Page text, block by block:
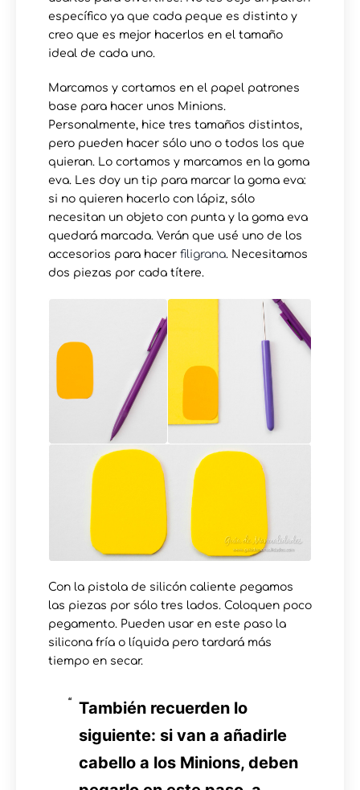
específico ya que cada peque es distinto y
creo que es mejor hacerlos en el tamaño
ideal de cada uno.
Marcamos y cortamos en el papel patrones
base para hacer unos Minions.
Personalmente, hice tres tamaños distintos,
pero pueden hacer sólo uno o todos los que
quieran. Lo cortamos y marcamos en la goma
eva. Les doy un tip para marcar la goma eva:
si no quieren hacerlo con lápiz, sólo
necesitan un objeto con punta y la goma eva
quedará marcada. Verán que usé uno de los
accesorios para hacer filigrana. Necesitamos
dos piezas por cada títere.
Con la pistola de silicón caliente pegamos
las piezas por sólo tres lados. Coloquen poco
pegamento. Pueden usar en este paso la
silicona fría o líquida pero tardará más
tiempo en secar.
También recuerden lo
siguiente: si van a añadirle
cabello a los Minions, deben